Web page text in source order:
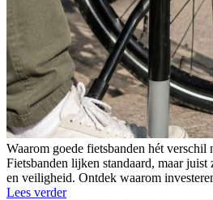
Waarom goede fietsbanden hét verschil
Fietsbanden lijken standaard, maar
en veiligheid. Ontdek waarom
Lees verder